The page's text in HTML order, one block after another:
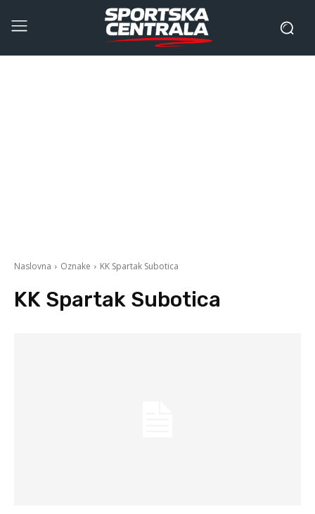
Naslovna Oznake KK Spartak Subotica
KK Spartak Subotica